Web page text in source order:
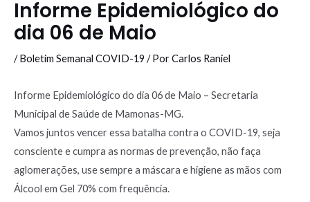
Informe Epidemiológico do
dia 06 de Maio
/Boletim Semanal COVID-19 / PorCarlos Raniel
Informe Epidemiológico do dia 06 de Maio – Secretaria
Municipal de Saúde de Mamonas-MG.
Vamos juntos vencer essa batalha contra o COVID-19, seja
consciente e cumpra as normas de prevenção, não faça
aglomerações, use sempre a máscara e higiene as mãos com
Álcool em Gel 70% com frequência.